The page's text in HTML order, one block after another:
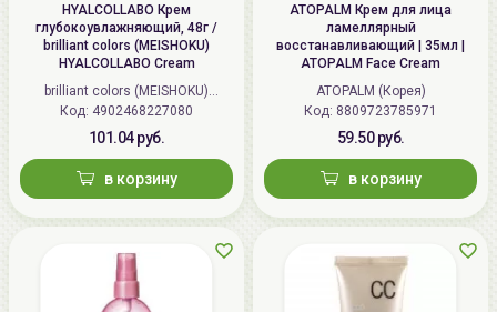
HYALCOLLABO Крем
глубокоувлажняющий, 48г /
brilliant colors (MEISHOKU)
HYALCOLLABO Cream
brilliant colors (MEISHOKU)
(Япония)
Код: 4902468227080
101.04 руб.
в корзину
ATOPALM Крем для лица
ламеллярный
восстанавливающий | 35мл |
ATOPALM Face Cream
ATOPALM (Корея)
Код: 8809723785971
59.50 руб.
в корзину